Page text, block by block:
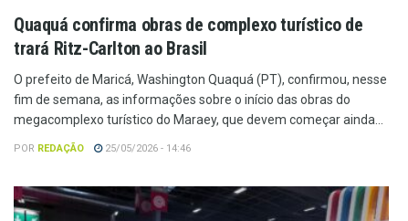
Quaquá confirma obras de complexo turístico de
trará Ritz-Carlton ao Brasil
O prefeito de Maricá, Washington Quaquá (PT), confirmou, nesse
fim de semana, as informações sobre o início das obras do
megacomplexo turístico do Maraey, que devem começar ainda...
POR REDAÇÃO 25/05/2026 - 14:46